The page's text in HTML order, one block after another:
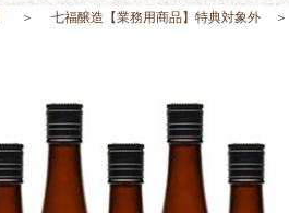
七福醸造【業務用商品】特典対象外